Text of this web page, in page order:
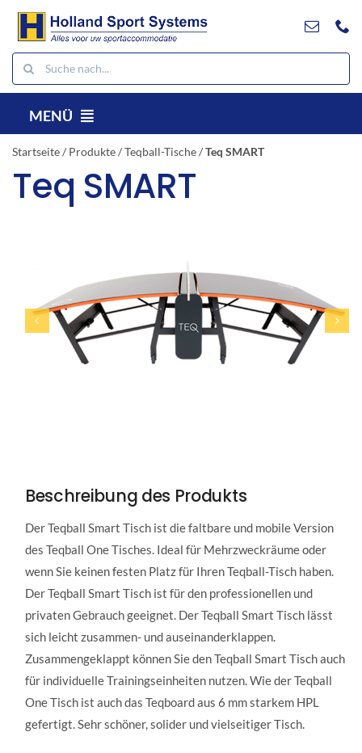
Weiter
Inhalt
Suche
nach:
MENÜ
DE
Produkte
Projekte
Herunterladen
Suche
Startseite/ Produkte/Teqball-Tische/Teq SMART
Teq SMART
Beschreibung des Produkts
Der Teqball Smart Tisch ist die faltbare und mobile Version
des Teqball One Tisches. Ideal für Mehrzweckräume oder
wenn Sie keinen festen Platz für Ihren Teqball-Tisch haben.
Der Teqball Smart Tisch ist für den professionellen und
privaten Gebrauch geeignet. Der Teqball Smart Tisch lässt
sich leicht zusammen- und auseinanderklappen.
Zusammengeklappt können Sie den Teqball Smart Tisch auch
für individuelle Trainingseinheiten nutzen. Wie der Teqball
One Tisch ist auch das Teqboard aus 6 mm starkem HPL
gefertigt. Sehr schöner, solider und vielseitiger Tisch.